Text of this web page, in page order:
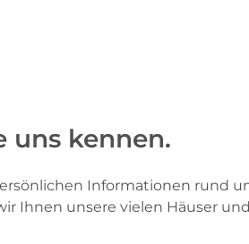
uns kennen.
Informationen rund
Ihnen unsere vielen Häuser